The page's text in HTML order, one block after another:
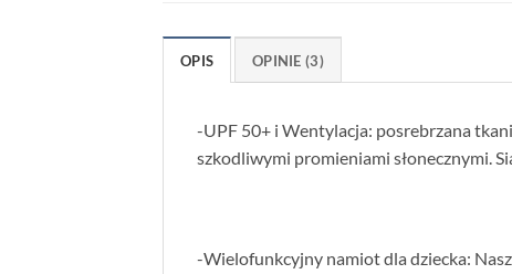
OPIS OPINIE (3)
-UPF 50+ i Wentylacja: posrebrzana
szkodliwymi promieniami słonecznymi.
-Wielofunkcyjny namiot dla dziecka: